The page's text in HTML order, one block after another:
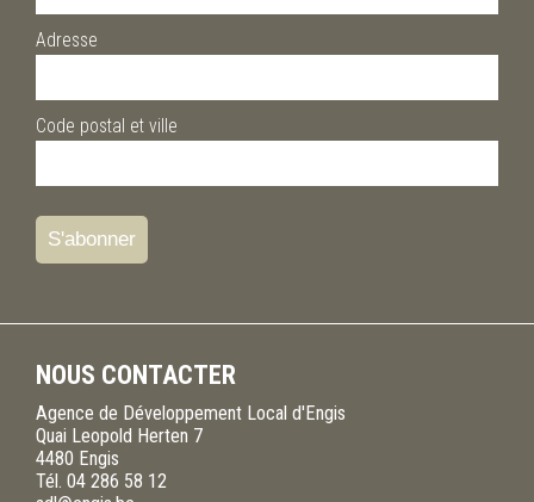
Adresse
Code postal et ville
NOUS CONTACTER
Agence de Développement Local d'Engis
Quai Leopold Herten 7
4480 Engis
Tél. 04 286 58 12